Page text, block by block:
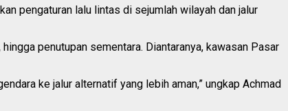
pengaturan lalu lintas di sejumlah wilayah dan jalur
penutupan sementara. Diantaranya, kawasan Pasar
ke jalur alternatif yang lebih aman,” ungkap Achmad